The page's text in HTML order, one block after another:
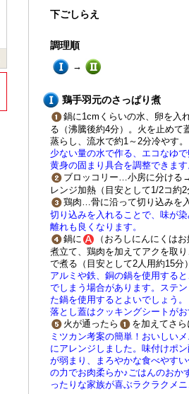
下ごしらえ
調理順
→
鶏手羽元のさっぱり煮
鍋に1cmくらいの水、卵を入
る（沸騰後約4分）。火を止めて
蒸らし、流水で約1～2分冷やす。
少ない量の水で作る、エコなゆ
黄身の固まり具合を調整できま
ブロッコリー…小房に分ける
レンジ加熱（目安として1/2コ約
鶏肉…骨に沿って切り込みを
切り込みを入れることで、味が
離れも良くなります。
鍋に
（おろしにんにくは
煮立て、鶏肉を加えてアクを取
で煮る（目安として2人用約15分
アルミや鉄、銅の鍋を使用する
でしまう場合があります。ステ
た鍋を使用するとよいでしょう。
落とし蓋はクッキングシートが
火が通ったら
を加えてさ
ミツカン考案の簡単！おいしい
にアレンジしました。味付けポ
が弱まり、まろやかな食べやす
の力でお肉柔らか♪ごはんのおか
ったりな家族が喜ぶラクラクメ